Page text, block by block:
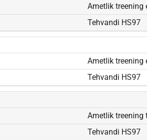
Ametlik treening
Tehvandi HS97
Ametlik treening
Tehvandi HS97
Ametlik treening
Tehvandi HS97